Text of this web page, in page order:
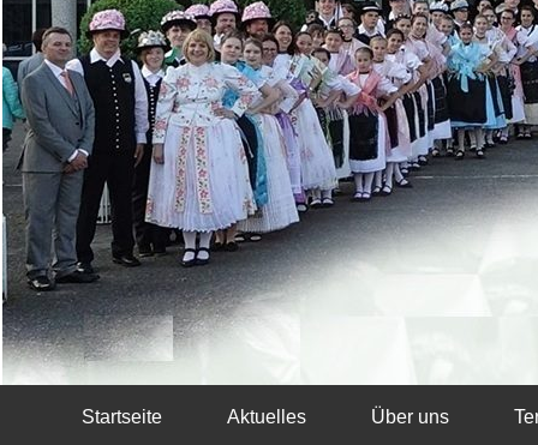
Startseite Aktuelles Über uns